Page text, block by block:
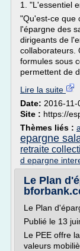
1. "L'essentiel
"Qu'est-ce que
l'épargne des
dirigeants de
collaborateurs.
formules sous
permettent de
Lire la suite
Date: 2016-
Site : https://
Thèmes liés :
epargne
retraite
d epargne
Le Plan
Le Plan
Publié le 13
Le PEE offre
valeurs